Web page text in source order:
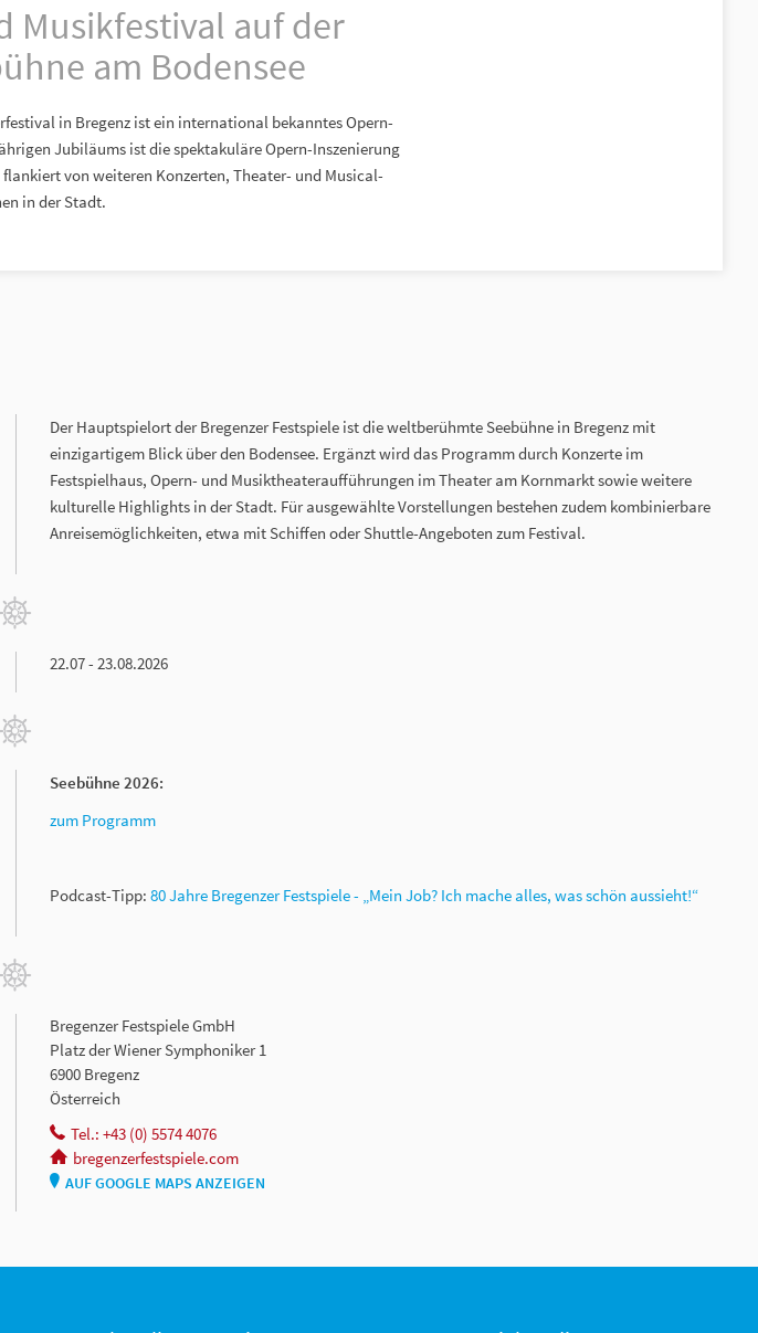
Musikfestival auf der
am Bodensee
in Bregenz ist ein international bekanntes Opern-
Jubiläums ist die spektakuläre Opern-Inszenierung
flankiert von weiteren Konzerten, Theater- und Musical-
in der Stadt.
Der Hauptspielort der Bregenzer Festspiele ist die weltberühmte Seebühne in Bregenz mit
einzigartigem Blick über den Bodensee. Ergänzt wird das Programm durch Konzerte im
Festspielhaus, Opern- und Musiktheateraufführungen im Theater am Kornmarkt sowie weitere
kulturelle Highlights in der Stadt. Für ausgewählte Vorstellungen bestehen zudem kombinierbare
Anreisemöglichkeiten, etwa mit Schiffen oder Shuttle-Angeboten zum Festival.
22.07 - 23.08.2026
Seebühne 2026:
zum Programm
Podcast-Tipp: 80 Jahre Bregenzer Festspiele - „Mein Job? Ich mache alles, was schön aussieht!“
Bregenzer Festspiele GmbH
Platz der Wiener Symphoniker 1
6900 Bregenz
Österreich
Tel.: +43 (0) 5574 4076
bregenzerfestspiele.com
AUF GOOGLE MAPS ANZEIGEN